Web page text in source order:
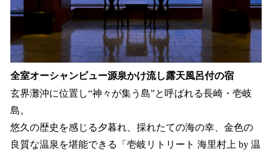
全室オーシャンビュー源泉かけ流し露天風呂付の宿
玄界灘沖に位置し“神々が集う島”と呼ばれる長崎・壱岐
島。
悠久の歴史を感じる夕暮れ、採れたての海の幸、金色の
良質な温泉を堪能できる「壱岐リトリート 海里村上 by 温